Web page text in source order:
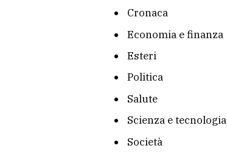
Cronaca
Economia e finanza
Esteri
Politica
Salute
Scienza e tecnologia
Società